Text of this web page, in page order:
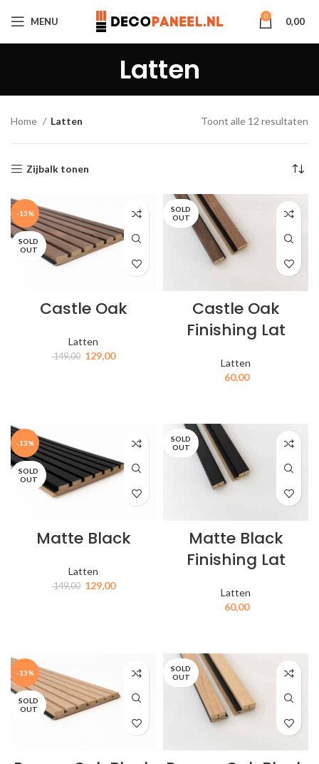
MENU 0 0,00
Latten
Home Latten Toont alle 12 resultaten
Zijbalk tonen
-13%
SOLD
OUT
Castle Oak
Latten
149,00 129,00
SOLD
OUT
Castle Oak
Finishing Lat
Latten
60,00
-13%
SOLD
OUT
Matte Black
Latten
149,00 129,00
SOLD
OUT
Matte Black
Finishing Lat
Latten
60,00
-13%
SOLD
OUT
SOLD
OUT